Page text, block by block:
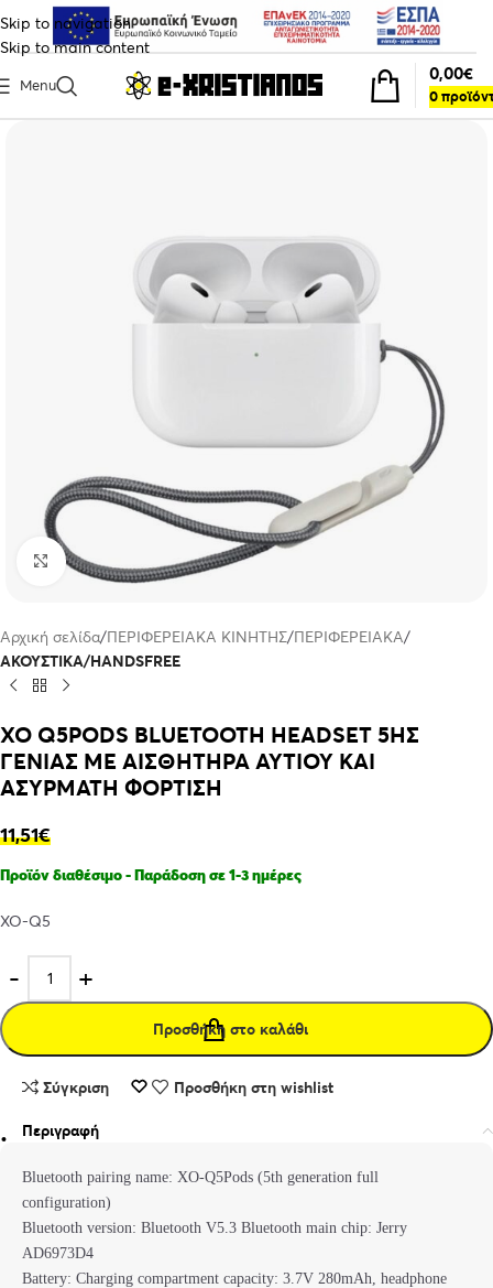
Skip to navigation
Skip to main content
Menu
0
0,00€
Click to enlarge
Αρχική σελίδα ΠΕΡΙΦΕΡΕΙΑΚΑ ΚΙΝΗΤΗΣ ΠΕΡΙΦΕΡΕΙΑΚΑ
ΑΚΟΥΣΤΙΚΑ/HANDSFREE
XO Q5PODS BLUETOOTH HEADSET 5ΗΣ
ΓΕΝΙΑΣ ΜΕ ΑΙΣΘΗΤΗΡΑ ΑΥΤΙΟΥ ΚΑΙ
ΑΣΥΡΜΑΤΗ ΦΟΡΤΙΣΗ
11,51€
Προϊόν διαθέσιμο - Παράδοση σε 1-3 ημέρες
XO-Q5
Προσθήκη στο καλάθι
Σύγκριση Προσθήκη στη wishlist
Περιγραφή
Bluetooth pairing name: XO-Q5Pods (5th generation full
configuration)
Bluetooth version: Bluetooth V5.3 Bluetooth main chip: Jerry
AD6973D4
Battery: Charging compartment capacity: 3.7V 280mAh, headphone